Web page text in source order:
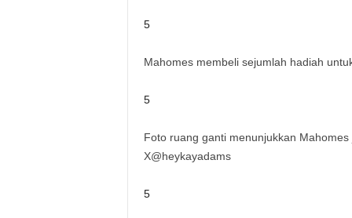
5
Mahomes membeli sejumlah hadiah
5
Foto ruang ganti menunjukkan
X@heykayadams
5